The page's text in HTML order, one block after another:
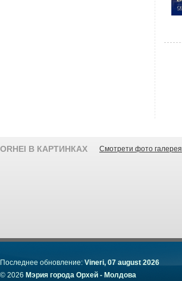
ORHEI В КАРТИНКАХ Смотрети фото галерея
Последнее обновление: Vineri, 07 august 2026
© 2026 Мэрия города Орхей - Молдова